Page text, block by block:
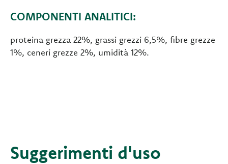
COMPONENTI ANALITICI:
proteina grezza 22%, grassi grezzi 6,5%, fibre grezze
1%, ceneri grezze 2%, umidità 12%.
Suggerimenti d'uso